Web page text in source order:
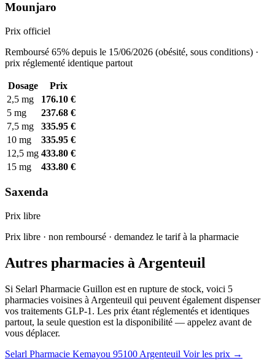
Mounjaro
Prix officiel
Remboursé 65% depuis le 15/06/2026 (obésité, sous conditions) ·
prix réglementé identique partout
Dosage
Prix
2,5 mg
176.10 €
5 mg
237.68 €
7,5 mg
335.95 €
10 mg
335.95 €
12,5 mg 433.80 €
15 mg
433.80 €
Saxenda
Prix libre
Prix libre · non remboursé · demandez le tarif à la pharmacie
Autres pharmacies à Argenteuil
Si Selarl Pharmacie Guillon est en rupture de stock, voici 5
pharmacies voisines à Argenteuil qui peuvent également dispenser
vos traitements GLP-1. Les prix étant réglementés et identiques
partout, la seule question est la disponibilité — appelez avant de
vous déplacer.
Selarl Pharmacie Kemayou 95100 Argenteuil Voir les prix →